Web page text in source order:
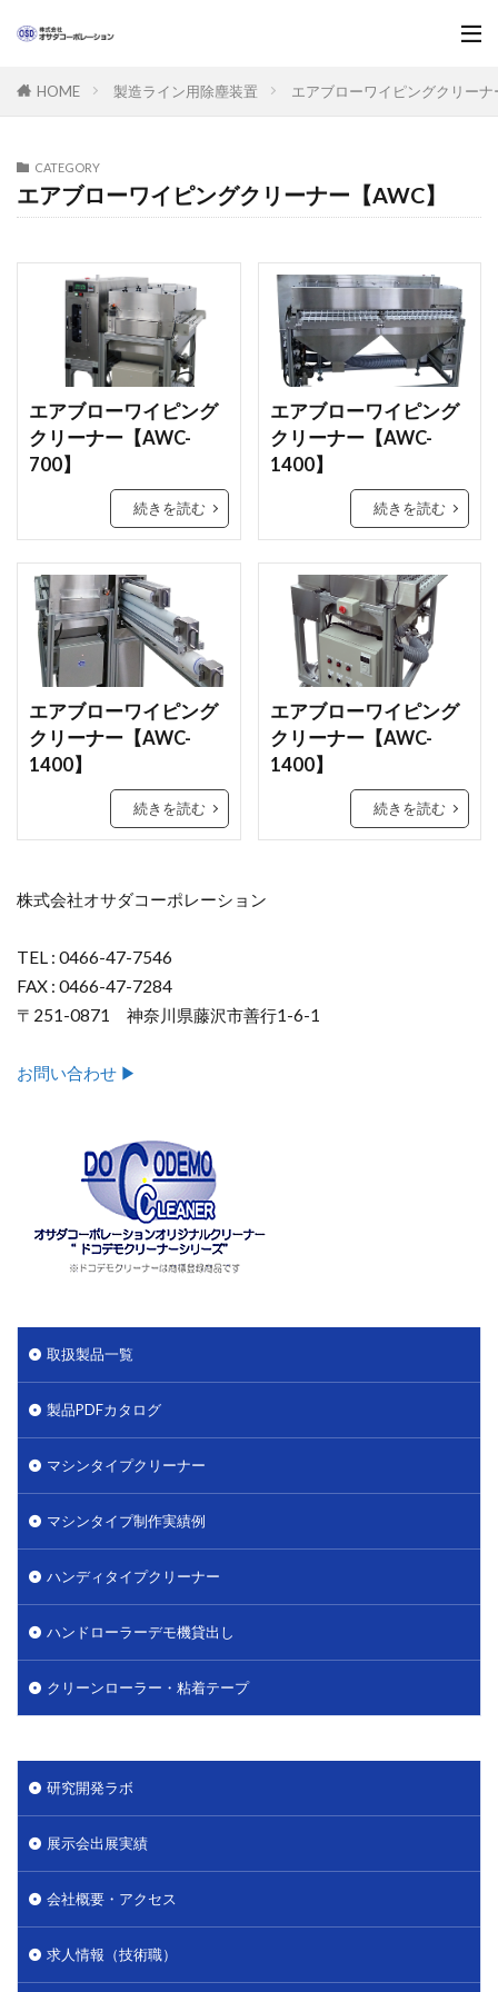
HOME 製造ライン用除塵装置 エアブローワイピングクリー
CATEGORY
エアブローワイピングクリーナー【AWC】
エアブローワイピング
クリーナー【AWC-
700】
続きを読む
エアブローワイピング
クリーナー【AWC-
1400】
続きを読む
エアブローワイピング
クリーナー【AWC-
1400】
続きを読む
エアブローワイピング
クリーナー【AWC-
1400】
続きを読む
株式会社オサダコーポレーション
TEL : 0466-47-7546
FAX : 0466-47-7284
〒251-0871 神奈川県藤沢市善行1-6-1
お問い合わせ ▶︎
取扱製品一覧
製品PDFカタログ
マシンタイプクリーナー
マシンタイプ制作実績例
ハンディタイプクリーナー
ハンドローラーデモ機貸出し
クリーンローラー・粘着テープ
研究開発ラボ
展示会出展実績
会社概要・アクセス
求人情報（技術職）